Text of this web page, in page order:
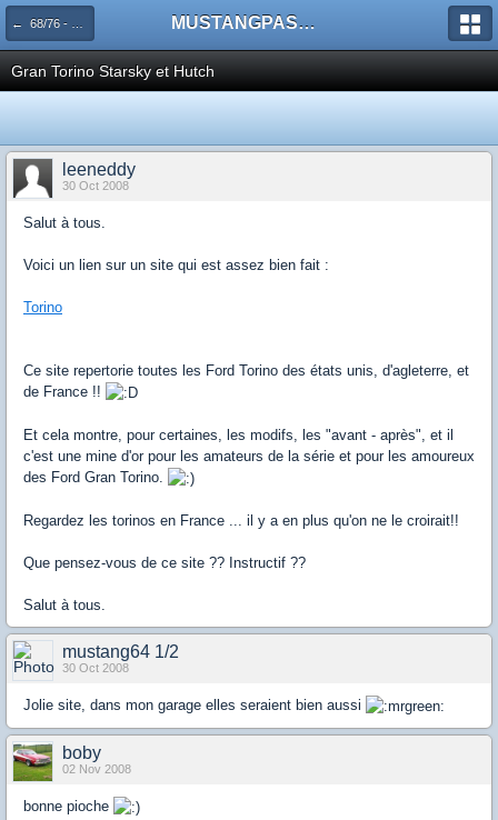
← 68/76 - Torino - 59/74 Galaxie - 55/71 Fairlane - 67/02 Cougars (US/EU) MUSTANGPASSION
Gran Torino Starsky et Hutch
leeneddy
30 Oct 2008
Salut à tous.
Voici un lien sur un site qui est assez bien fait :
Torino
Ce site repertorie toutes les Ford Torino des états unis, d'agleterre, et
de France !!
Et cela montre, pour certaines, les modifs, les "avant - après", et il
c'est une mine d'or pour les amateurs de la série et pour les amoureux
des Ford Gran Torino.
Regardez les torinos en France ... il y a en plus qu'on ne le croirait!!
Que pensez-vous de ce site ?? Instructif ??
Salut à tous.
mustang64 1/2
30 Oct 2008
Jolie site, dans mon garage elles seraient bien aussi
boby
02 Nov 2008
bonne pioche